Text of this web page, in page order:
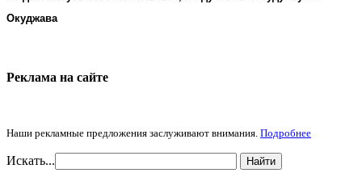
Окуджава
Реклама на cайте
Наши рекламные предложения заслуживают внимания. Подробнее
Искать... Найти